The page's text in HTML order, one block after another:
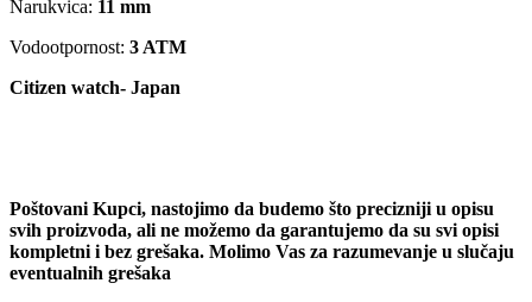
Narukvica: 11 mm
Vodootpornost: 3 ATM
Citizen watch- Japan
Poštovani Kupci, nastojimo da budemo što precizniji u opisu
svih proizvoda, ali ne možemo da garantujemo da su svi opisi
kompletni i bez grešaka. Molimo Vas za razumevanje u slučaju
eventualnih grešaka